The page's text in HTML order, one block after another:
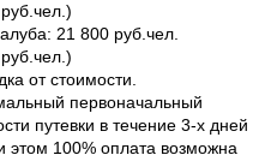
21 800 руб.чел.
от стоимости.
первоначальный
путевки в течение 3-х дней
100% оплата возможна